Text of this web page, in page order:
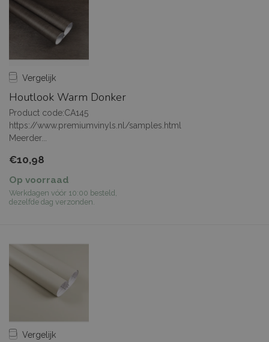
Vergelijk
Houtlook Warm Donker
Product code:CA145
https://www.premiumvinyls.nl/samples.html
Meerder...
€10,98
Op voorraad
Werkdagen vóór 10:00 besteld,
dezelfde dag verzonden.
Vergelijk